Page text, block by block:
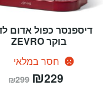
דיספנסר כפול אדום
בוקר ZEVRO
חסר במלאי
₪299 המחיר
₪229